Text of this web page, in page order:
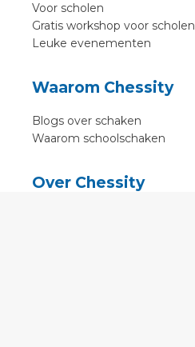
Voor scholen
Gratis workshop voor scholen
Leuke evenementen
Waarom Chessity
Blogs over schaken
Waarom schoolschaken
Over Chessity